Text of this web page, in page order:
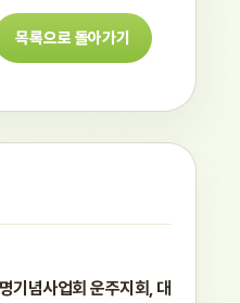
목록으로 돌아가기
기념사업회 운주지회, 대